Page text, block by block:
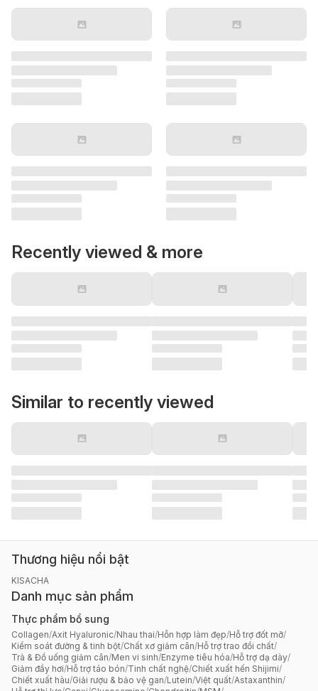
Recently viewed & more
Similar to recently viewed
Thương hiệu nổi bật
KISACHA
Danh mục sản phẩm
Thực phẩm bổ sung
Collagen/Axit Hyaluronic/Nhau thai/Hỗn hợp làm đẹp/Hỗ trợ đốt mỡ/
Kiểm soát đường & tinh bột/Chất xơ giảm cân/Hỗ trợ trao đổi chất/
Trà & Đồ uống giảm cân/Men vi sinh/Enzyme tiêu hóa/Hỗ trợ dạ dày/
Giảm đầy hơi/Hỗ trợ táo bón/Tinh chất nghệ/Chiết xuất hến Shijimi/
Chiết xuất hàu/Giải rượu & bảo vệ gan/Lutein/Việt quất/Astaxanthin/